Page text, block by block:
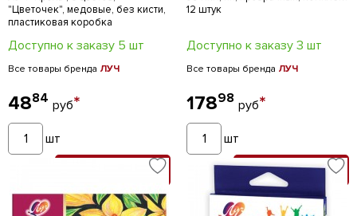
"Цветочек", медовые, без кисти,
пластиковая коробка
Доступно к заказу 5 шт
Все товары бренда ЛУЧ
4884 руб*
шт
12 штук
Доступно к заказу 3 шт
Все товары бренда ЛУЧ
17898 руб*
шт
В КОРЗИНУ